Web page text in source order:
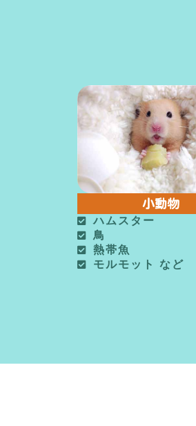
小動物
ハムスター
鳥
熱帯魚
モルモット など